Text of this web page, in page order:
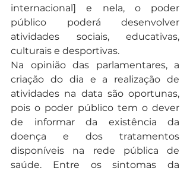
internacional] e nela, o poder
público poderá desenvolver
atividades sociais, educativas,
culturais e desportivas.
Na opinião das parlamentares, a
criação do dia e a realização de
atividades na data são oportunas,
pois o poder público tem o dever
de informar da existência da
doença e dos tratamentos
disponíveis na rede pública de
saúde. Entre os sintomas da